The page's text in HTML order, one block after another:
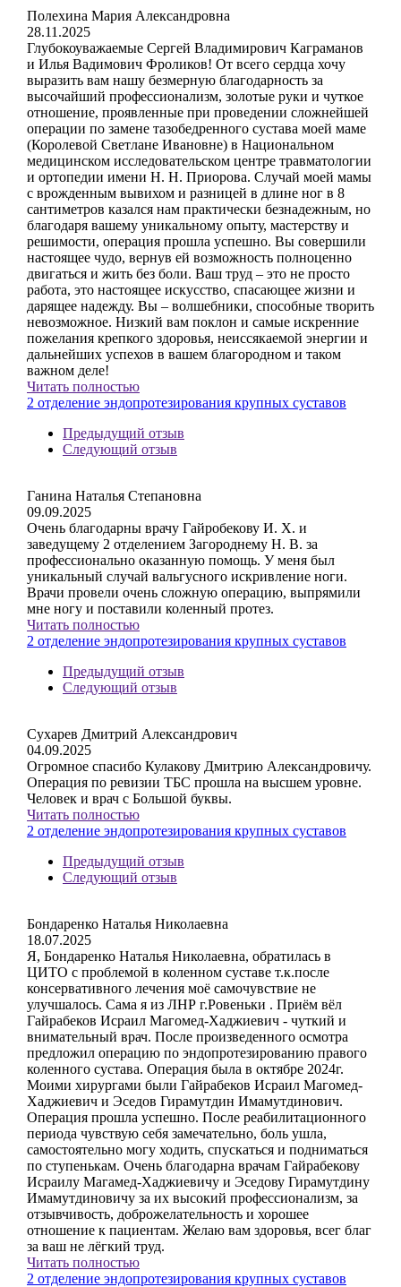
Полехина Мария Александровна
28.11.2025
Глубокоуважаемые Сергей Владимирович Каграманов
и Илья Вадимович Фроликов! От всего сердца хочу
выразить вам нашу безмерную благодарность за
высочайший профессионализм, золотые руки и чуткое
отношение, проявленные при проведении сложнейшей
операции по замене тазобедренного сустава моей маме
(Королевой Светлане Ивановне) в Национальном
медицинском исследовательском центре травматологии
и ортопедии имени Н. Н. Приорова. Случай моей мамы
с врожденным вывихом и разницей в длине ног в 8
сантиметров казался нам практически безнадежным, но
благодаря вашему уникальному опыту, мастерству и
решимости, операция прошла успешно. Вы совершили
настоящее чудо, вернув ей возможность полноценно
двигаться и жить без боли. Ваш труд – это не просто
работа, это настоящее искусство, спасающее жизни и
дарящее надежду. Вы – волшебники, способные творить
невозможное. Низкий вам поклон и самые искренние
пожелания крепкого здоровья, неиссякаемой энергии и
дальнейших успехов в вашем благородном и таком
важном деле!
Читать полностью
2 отделение эндопротезирования крупных суставов
Предыдущий отзыв
Следующий отзыв
Ганина Наталья Степановна
09.09.2025
Очень благодарны врачу Гайробекову И. Х. и
заведущему 2 отделением Загороднему Н. В. за
профессионально оказанную помощь. У меня был
уникальный случай вальгусного искривление ноги.
Врачи провели очень сложную операцию, выпрямили
мне ногу и поставили коленный протез.
Читать полностью
2 отделение эндопротезирования крупных суставов
Предыдущий отзыв
Следующий отзыв
Сухарев Дмитрий Александрович
04.09.2025
Огромное спасибо Кулакову Дмитрию Александровичу.
Операция по ревизии ТБС прошла на высшем уровне.
Человек и врач с Большой буквы.
Читать полностью
2 отделение эндопротезирования крупных суставов
Предыдущий отзыв
Следующий отзыв
Бондаренко Наталья Николаевна
18.07.2025
Я, Бондаренко Наталья Николаевна, обратилась в
ЦИТО с проблемой в коленном суставе т.к.после
консервативного лечения моё самочувствие не
улучшалось. Сама я из ЛНР г.Ровеньки . Приём вёл
Гайрабеков Исраил Магомед-Хаджиевич - чуткий и
внимательный врач. После произведенного осмотра
предложил операцию по эндопротезированию правого
коленного сустава. Операция была в октябре 2024г.
Моими хирургами были Гайрабеков Исраил Магомед-
Хаджиевич и Эседов Гирамутдин Имамутдинович.
Операция прошла успешно. После реабилитационного
периода чувствую себя замечательно, боль ушла,
самостоятельно могу ходить, спускаться и подниматься
по ступенькам. Очень благодарна врачам Гайрабекову
Исраилу Магамед-Хаджиевичу и Эседову Гирамутдину
Имамутдиновичу за их высокий профессионализм, за
отзывчивость, доброжелательность и хорошее
отношение к пациентам. Желаю вам здоровья, всег благ
за ваш не лёгкий труд.
Читать полностью
2 отделение эндопротезирования крупных суставов